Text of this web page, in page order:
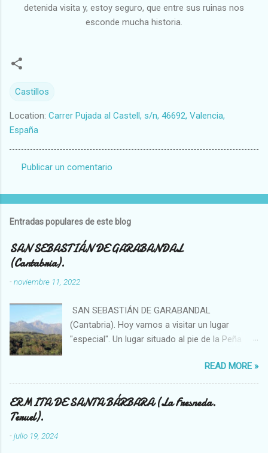
detenida visita y, estoy seguro, que entre sus ruinas nos
esconde mucha historia.
Castillos
Location: Carrer Pujada al Castell, s/n, 46692, Valencia,
España
o
n
t
a
o
s
Publicar un comentario
Entradas populares de este blog
SAN SEBASTIÁN DE GARABANDAL
(Cantabria).
-noviembre 11, 2022
SAN SEBASTIÁN DE GARABANDAL
(Cantabria). Hoy vamos a visitar un lugar
"especial". Un lugar situado al pie de la Peña
se han visto, por ejemplo, bolas de luces que
se introducían en el bosque o fenómenos
OVNIS. La sierra (solo hay que observar el
topónimo) ha sido importante desde la
READ MORE »
ERMITA DE SANTA BÁRBARA (La Fresneda.
Teruel).
-julio 19, 2024